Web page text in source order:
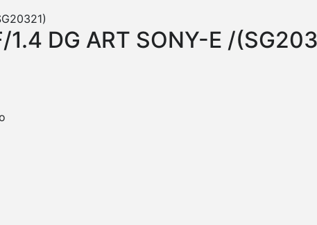
1.4 DG ART SONY-E /